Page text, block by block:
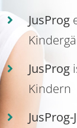
JusProg
JusProg
Kindern